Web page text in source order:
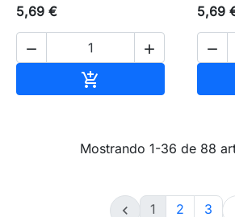
5,69 €
 

5,69

Mostrando 1-36 de 88
 1 2 3